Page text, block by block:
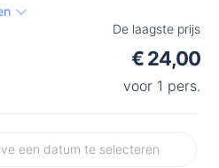
De laagste prijs
€ 24,00
voor 1 pers.